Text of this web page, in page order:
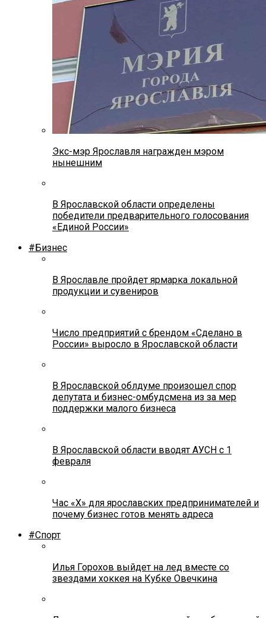
Экс-мэр Ярославля награжден мэром
нынешним
В Ярославской области определены
победители предварительного голосования
«Единой России»
#Бизнес
В Ярославле пройдет ярмарка локальной
продукции и сувениров
Число предприятий с брендом «Сделано в
России» выросло в Ярославской области
В Ярославской облдуме произошел спор
депутата и бизнес-омбудсмена из за мер
поддержки малого бизнеса
В Ярославской области вводят АУСН с 1
февраля
Час «Х» для ярославских предпринимателей и
почему бизнес готов менять адреса
#Спорт
Илья Горохов выйдет на лед вместе со
звездами хоккея на Кубке Овечкина